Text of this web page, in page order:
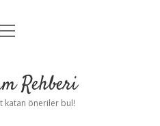
UyarıRehberi
katan öneriler bul!